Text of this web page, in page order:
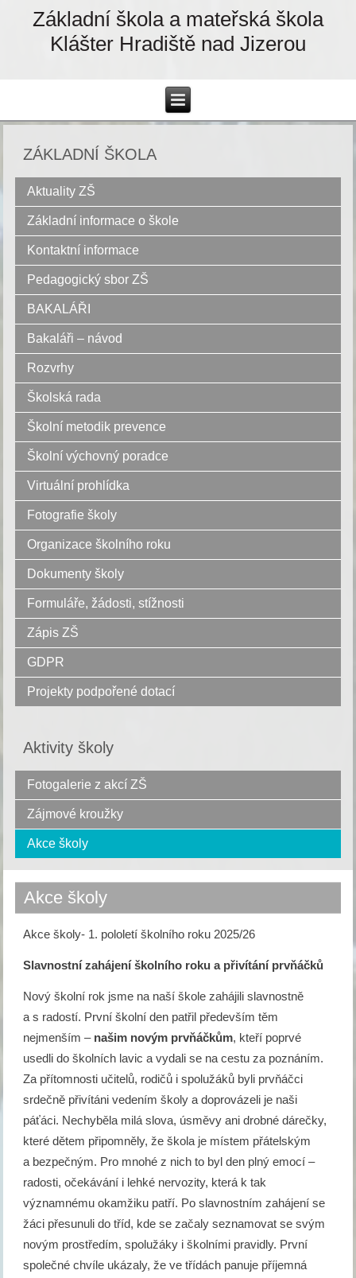
Základní škola a mateřská škola
Klášter Hradiště nad Jizerou
ZÁKLADNÍ ŠKOLA
Aktuality ZŠ
Základní informace o škole
Kontaktní informace
Pedagogický sbor ZŠ
BAKALÁŘI
Bakaláři – návod
Rozvrhy
Školská rada
Školní metodik prevence
Školní výchovný poradce
Virtuální prohlídka
Fotografie školy
Organizace školního roku
Dokumenty školy
Formuláře, žádosti, stížnosti
Zápis ZŠ
GDPR
Projekty podpořené dotací
Aktivity školy
Fotogalerie z akcí ZŠ
Zájmové kroužky
Akce školy
Akce školy
Akce školy- 1. pololetí školního roku 2025/26
Slavnostní zahájení školního roku a přivítání prvňáčků
Nový školní rok jsme na naší škole zahájili slavnostně
a s radostí. První školní den patřil především těm
nejmenším – našim novým prvňáčkům, kteří poprvé
usedli do školních lavic a vydali se na cestu za poznáním.
Za přítomnosti učitelů, rodičů i spolužáků byli prvňáčci
srdečně přivítáni vedením školy a doprovázeli je naši
páťáci. Nechyběla milá slova, úsměvy ani drobné dárečky,
které dětem připomněly, že škola je místem přátelským
a bezpečným. Pro mnohé z nich to byl den plný emocí –
radosti, očekávání i lehké nervozity, která k tak
významnému okamžiku patří. Po slavnostním zahájení se
žáci přesunuli do tříd, kde se začaly seznamovat se svým
novým prostředím, spolužáky i školními pravidly. První
společné chvíle ukázaly, že ve třídách panuje příjemná